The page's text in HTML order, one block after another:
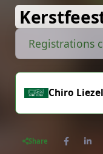
Registrations
Chiro
Share